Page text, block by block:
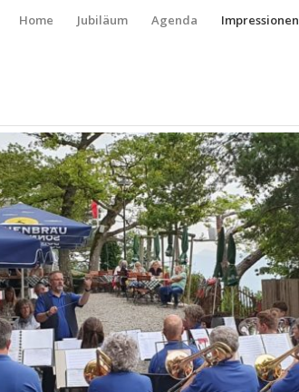
Home Jubiläum Agenda Impressionen